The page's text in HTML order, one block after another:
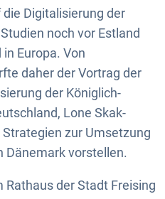
Digitalisierung der
noch vor Estland
Europa. Von
daher der Vortrag der
der Königlich-
Lone Skak-
zur Umsetzung
Dänemark vorstellen.
der Stadt Freising